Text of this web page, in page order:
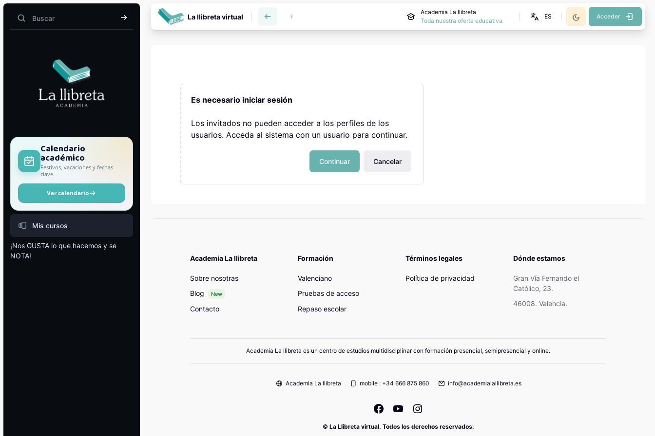
Buscar
Buscar
BloquesCalendario
académico
Festivos, vacaciones y fechas
clave.
Ver calendario
Mis cursos
¡Nos GUSTA lo que hacemos y se
NOTA!
La llibreta virtual
Academia La llibreta
Toda nuestra oferta educativa
ES Acceder
Es necesario iniciar sesión
Los invitados no pueden acceder a los perfiles de los
usuarios. Acceda al sistema con un usuario para continuar.
Cancelar
Continuar
Academia La llibreta
Sobre nosotras
Blog
New
Contacto
Formación
Valenciano
Pruebas de acceso
Repaso escolar
Términos legales
Política de privacidad
Dónde estamos
Gran Vía Fernando el
Católico, 23.
46008. Valencia.
Academia La llibreta es un centro de estudios multidisciplinar con formación presencial, semipresencial y online.
Academia La llibreta mobile : +34 666 875 860 info@academialallibreta.es
© La Llibreta virtual. Todos los derechos reservados.